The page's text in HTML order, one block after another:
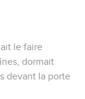
le faire
dormait
devant la porte